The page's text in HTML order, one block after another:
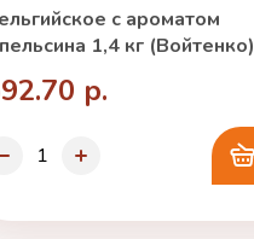
с ароматом
1,4 кг (Войтенко)
р.